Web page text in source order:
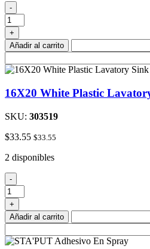
16X20
hueso
de
plÌÁstico
Lavabo
cantidad
-
+
Añadir al carrito
16X20 White Plastic
SKU: 303519
$33.55 $33.55
2 disponibles
16X20
White
Plastic
Lavatory
Sink
cantidad
-
+
Añadir al carrito